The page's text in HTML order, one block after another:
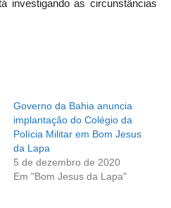
investigando as circunstâncias
Governo da Bahia anuncia
implantação do Colégio da
Polícia Militar em Bom Jesus
da Lapa
5 de dezembro de 2020
Em "Bom Jesus da Lapa"